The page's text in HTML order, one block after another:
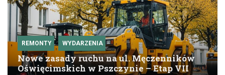
REMONTY WYDARZENIA
Nowe zasady ruchu na ul. Męczenników
Oświęcimskich w Pszczynie – Etap VII